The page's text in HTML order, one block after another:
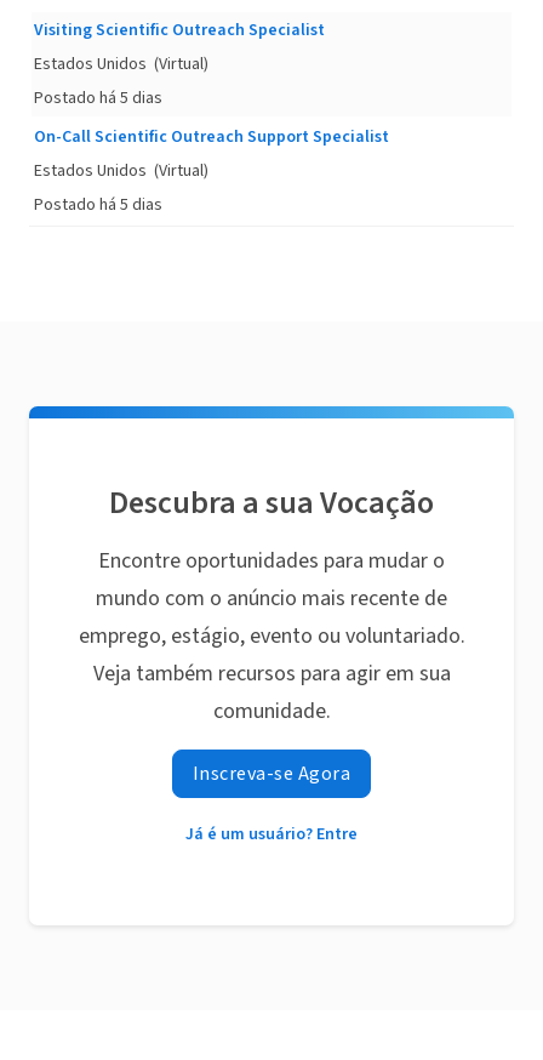
Visiting Scientific Outreach Specialist
Estados Unidos (Virtual)
Postado há 5 dias
On-Call Scientific Outreach Support Specialist
Estados Unidos (Virtual)
Postado há 5 dias
Descubra a sua Vocação
Encontre oportunidades para mudar o
mundo com o anúncio mais recente de
emprego, estágio, evento ou voluntariado.
Veja também recursos para agir em sua
comunidade.
Inscreva-se Agora
Já é um usuário? Entre